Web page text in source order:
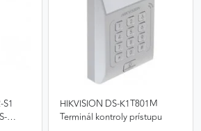
HIKVISION DS-K1T801M
Terminál kontroly prístupu
a bez nich by nebolo možné
funkčnosť.
COOKIES